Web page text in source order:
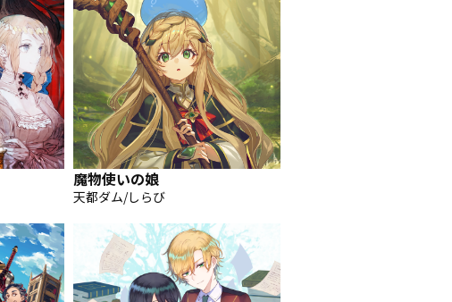
魔物使いの娘
天都ダム/しらび